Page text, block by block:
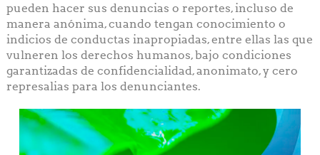
pueden hacer sus denuncias o reportes, incluso de
manera anónima, cuando tengan conocimiento o
indicios de conductas inapropiadas, entre ellas las que
vulneren los derechos humanos, bajo condiciones
garantizadas de confidencialidad, anonimato, y cero
represalias para los denunciantes.